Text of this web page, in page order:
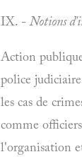
IX. -Notions
Action
police
les cas de
comme
l'organisation